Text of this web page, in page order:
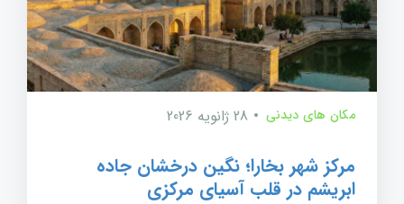
مکان های دیدنی 28 ژانویه 2026
مرکز شهر بخارا؛ نگین درخشان جاده
ابریشم در قلب آسیای مرکزی